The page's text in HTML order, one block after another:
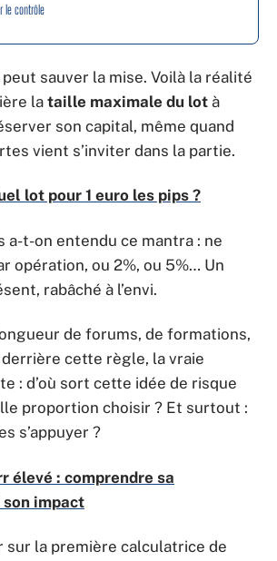
le contrôle
sauver la mise. Voilà la réalité
la taille maximale du lot à
son capital, même quand
vient s’inviter dans la partie.
lot pour 1 euro les pips ?
a-t-on entendu ce mantra : ne
opération, ou 2%, ou 5%… Un
rabâché à l’envi.
de forums, de formations,
derrière cette règle, la vraie
: d’où sort cette idée de risque
proportion choisir ? Et surtout :
s’appuyer ?
élevé : comprendre sa
impact
sur la première calculatrice de